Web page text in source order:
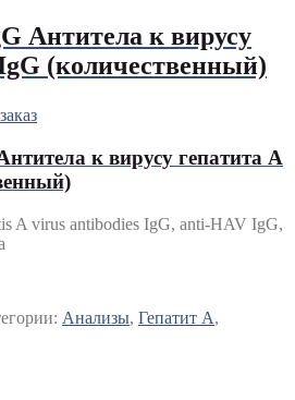
Антитела к вирусу
(количественный)
к вирусу гепатита А
A virus antibodies IgG, anti-HAV IgG,
Анализы, Гепатит A,